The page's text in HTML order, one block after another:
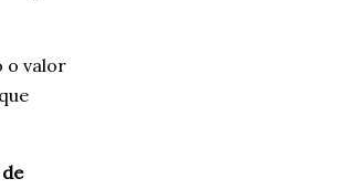
o valor